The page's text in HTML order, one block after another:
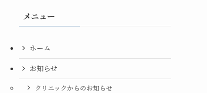
メニュー
ホーム
お知らせ
クリニックからのお知らせ